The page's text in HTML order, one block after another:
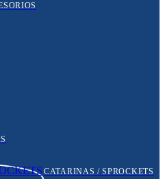
CATARINAS / SPROCKETS